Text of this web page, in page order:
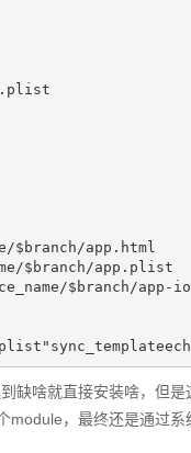
$branch/app.html
$branch/app.plist
$branch/
缺啥就直接安装啥，但是
module，最终还是通过系